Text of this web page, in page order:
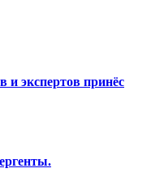
и экспертов принёс